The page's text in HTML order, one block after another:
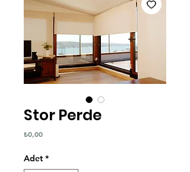
Stor Perde
₺0,00Fiyat
Adet *